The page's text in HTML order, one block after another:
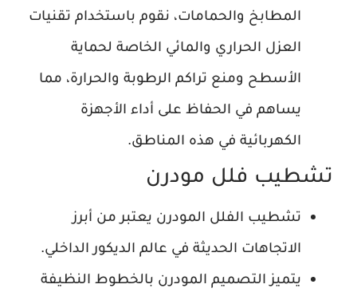
المطابخ والحمامات، نقوم باستخدام تقنيات
العزل الحراري والمائي الخاصة لحماية
الأسطح ومنع تراكم الرطوبة والحرارة، مما
يساهم في الحفاظ على أداء الأجهزة
الكهربائية في هذه المناطق.
تشطيب فلل مودرن
تشطيب الفلل المودرن يعتبر من أبرز
الاتجاهات الحديثة في عالم الديكور الداخلي.
يتميز التصميم المودرن بالخطوط النظيفة